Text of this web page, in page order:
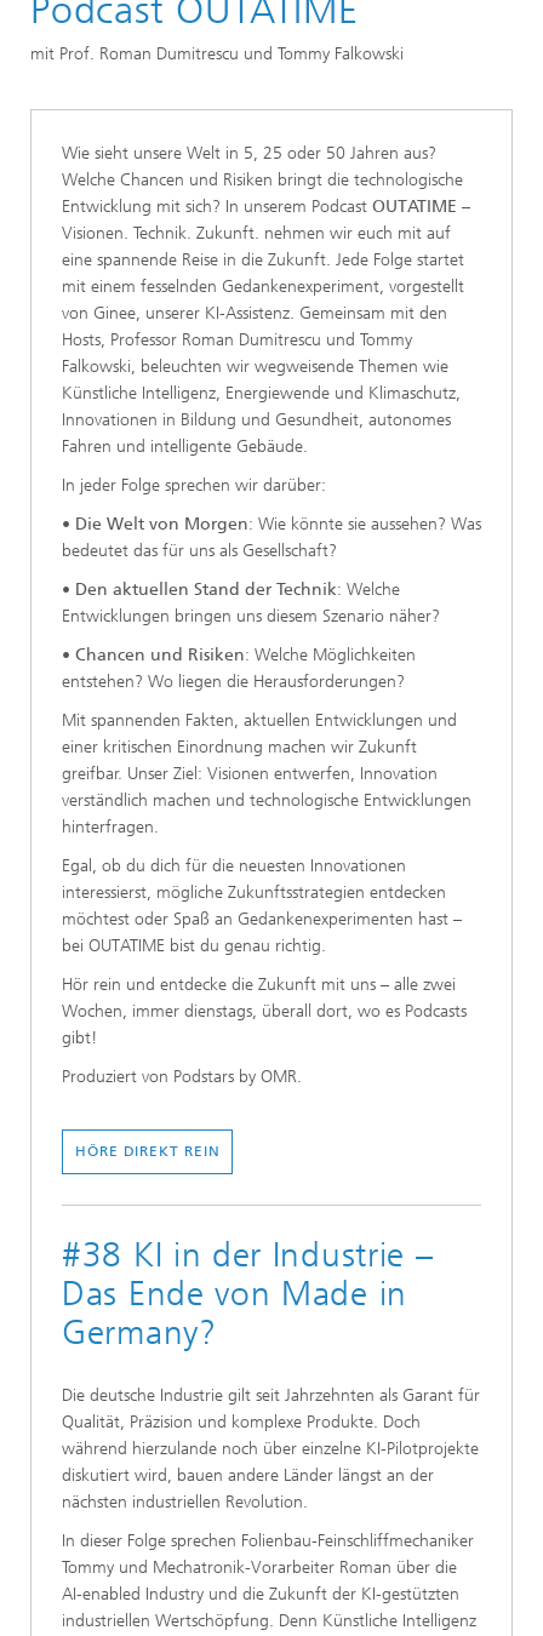
Podcast OUTATIME
mit Prof. Roman Dumitrescu und Tommy Falkowski
Wie sieht unsere Welt in 5, 25 oder 50 Jahren aus?
Welche Chancen und Risiken bringt die technologische
Entwicklung mit sich? In unserem Podcast OUTATIME –
Visionen. Technik. Zukunft. nehmen wir euch mit auf
eine spannende Reise in die Zukunft. Jede Folge startet
mit einem fesselnden Gedankenexperiment, vorgestellt
von Ginee, unserer KI-Assistenz. Gemeinsam mit den
Hosts, Professor Roman Dumitrescu und Tommy
Falkowski, beleuchten wir wegweisende Themen wie
Künstliche Intelligenz, Energiewende und Klimaschutz,
Innovationen in Bildung und Gesundheit, autonomes
Fahren und intelligente Gebäude.
In jeder Folge sprechen wir darüber:
• Die Welt von Morgen: Wie könnte sie aussehen? Was
bedeutet das für uns als Gesellschaft?
• Den aktuellen Stand der Technik: Welche
Entwicklungen bringen uns diesem Szenario näher?
• Chancen und Risiken: Welche Möglichkeiten
entstehen? Wo liegen die Herausforderungen?
Mit spannenden Fakten, aktuellen Entwicklungen und
einer kritischen Einordnung machen wir Zukunft
greifbar. Unser Ziel: Visionen entwerfen, Innovation
verständlich machen und technologische Entwicklungen
hinterfragen.
Egal, ob du dich für die neuesten Innovationen
interessierst, mögliche Zukunftsstrategien entdecken
möchtest oder Spaß an Gedankenexperimenten hast –
bei OUTATIME bist du genau richtig.
Hör rein und entdecke die Zukunft mit uns – alle zwei
Wochen, immer dienstags, überall dort, wo es Podcasts
gibt!
Produziert von Podstars by OMR.
HÖRE DIREKT REIN
#38 KI in der Industrie –
Das Ende von Made in
Germany?
Die deutsche Industrie gilt seit Jahrzehnten als Garant für
Qualität, Präzision und komplexe Produkte. Doch
während hierzulande noch über einzelne KI-Pilotprojekte
diskutiert wird, bauen andere Länder längst an der
nächsten industriellen Revolution.
In dieser Folge sprechen Folienbau-Feinschliffmechaniker
Tommy und Mechatronik-Vorarbeiter Roman über die
AI-enabled Industry und die Zukunft der KI-gestützten
industriellen Wertschöpfung. Denn Künstliche Intelligenz